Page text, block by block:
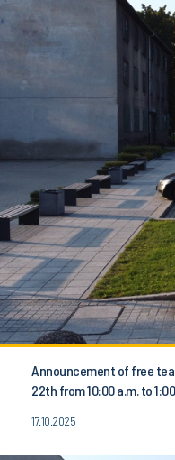
Announcement of free
22th from 10:00 a.m. to
17.10.2025